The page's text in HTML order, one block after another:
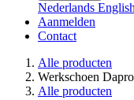
Nederlands
Aanmelden
Contact
Alle producten
Werkschoen
Alle producten